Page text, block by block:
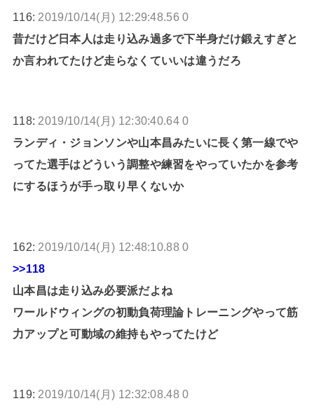
116: 2019/10/14(月) 12:29:48.56 0
昔だけど日本人は走り込み過多で下半身だけ鍛えすぎと
か言われてたけど走らなくていいは違うだろ
118: 2019/10/14(月) 12:30:40.64 0
ランディ・ジョンソンや山本昌みたいに長く第一線でや
ってた選手はどういう調整や練習をやっていたかを参考
にするほうが手っ取り早くないか
162: 2019/10/14(月) 12:48:10.88 0
>>118
山本昌は走り込み必要派だよね
ワールドウィングの初動負荷理論トレーニングやって筋
力アップと可動域の維持もやってたけど
119: 2019/10/14(月) 12:32:08.48 0